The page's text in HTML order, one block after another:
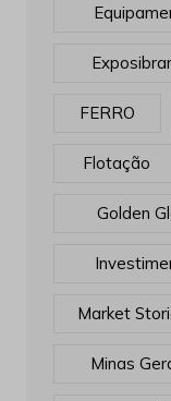
FERRO
Flotação
Golden
Market
Minas